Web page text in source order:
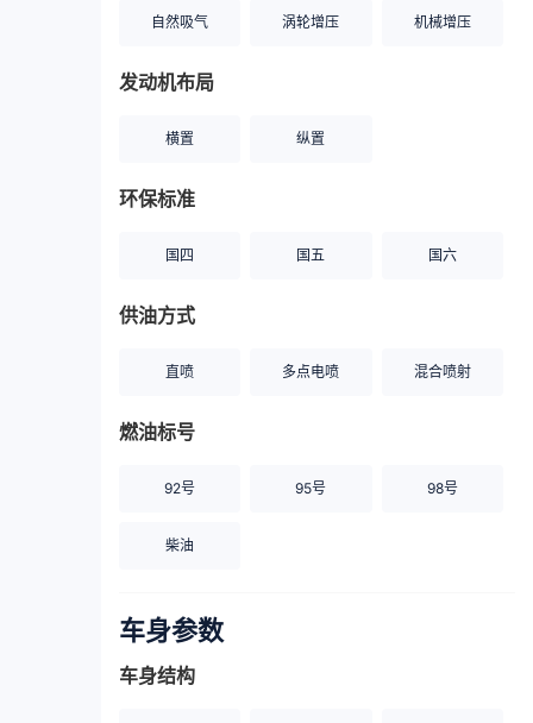
自然吸气 涡轮增压 机械增压
发动机布局
横置 纵置
环保标准
国四 国五 国六
供油方式
直喷 多点电喷 混合喷射
燃油标号
92号 95号 98号
柴油
车身参数
车身结构